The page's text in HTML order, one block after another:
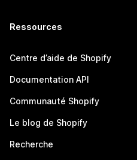
Ressources
Centre d’aide de Shopify
Documentation API
Communauté Shopify
Le blog de Shopify
Recherche